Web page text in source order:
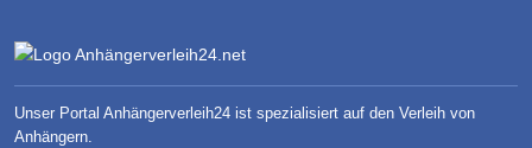
Unser Portal Anhängerverleih24 ist spezialisiert auf den Verleih von
Anhängern.